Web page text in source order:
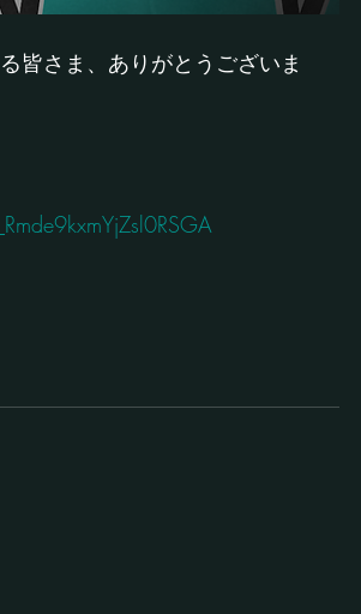
皆さま、ありがとうございま